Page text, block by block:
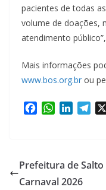
pacientes de todas
volume de doações,
atendimento
Mais informações
www.bos.org.br ou
b
o
o
W
s
A
p
e
d
I
g
r
Prefeitura de
Carnaval 2026